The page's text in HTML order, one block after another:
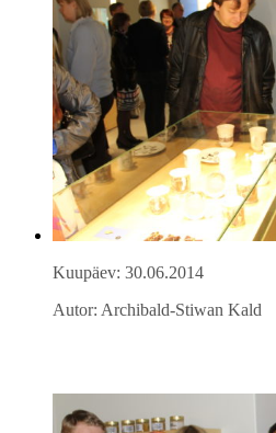
Kuupäev: 30.06.2014
Autor: Archibald-Stiwan Kald